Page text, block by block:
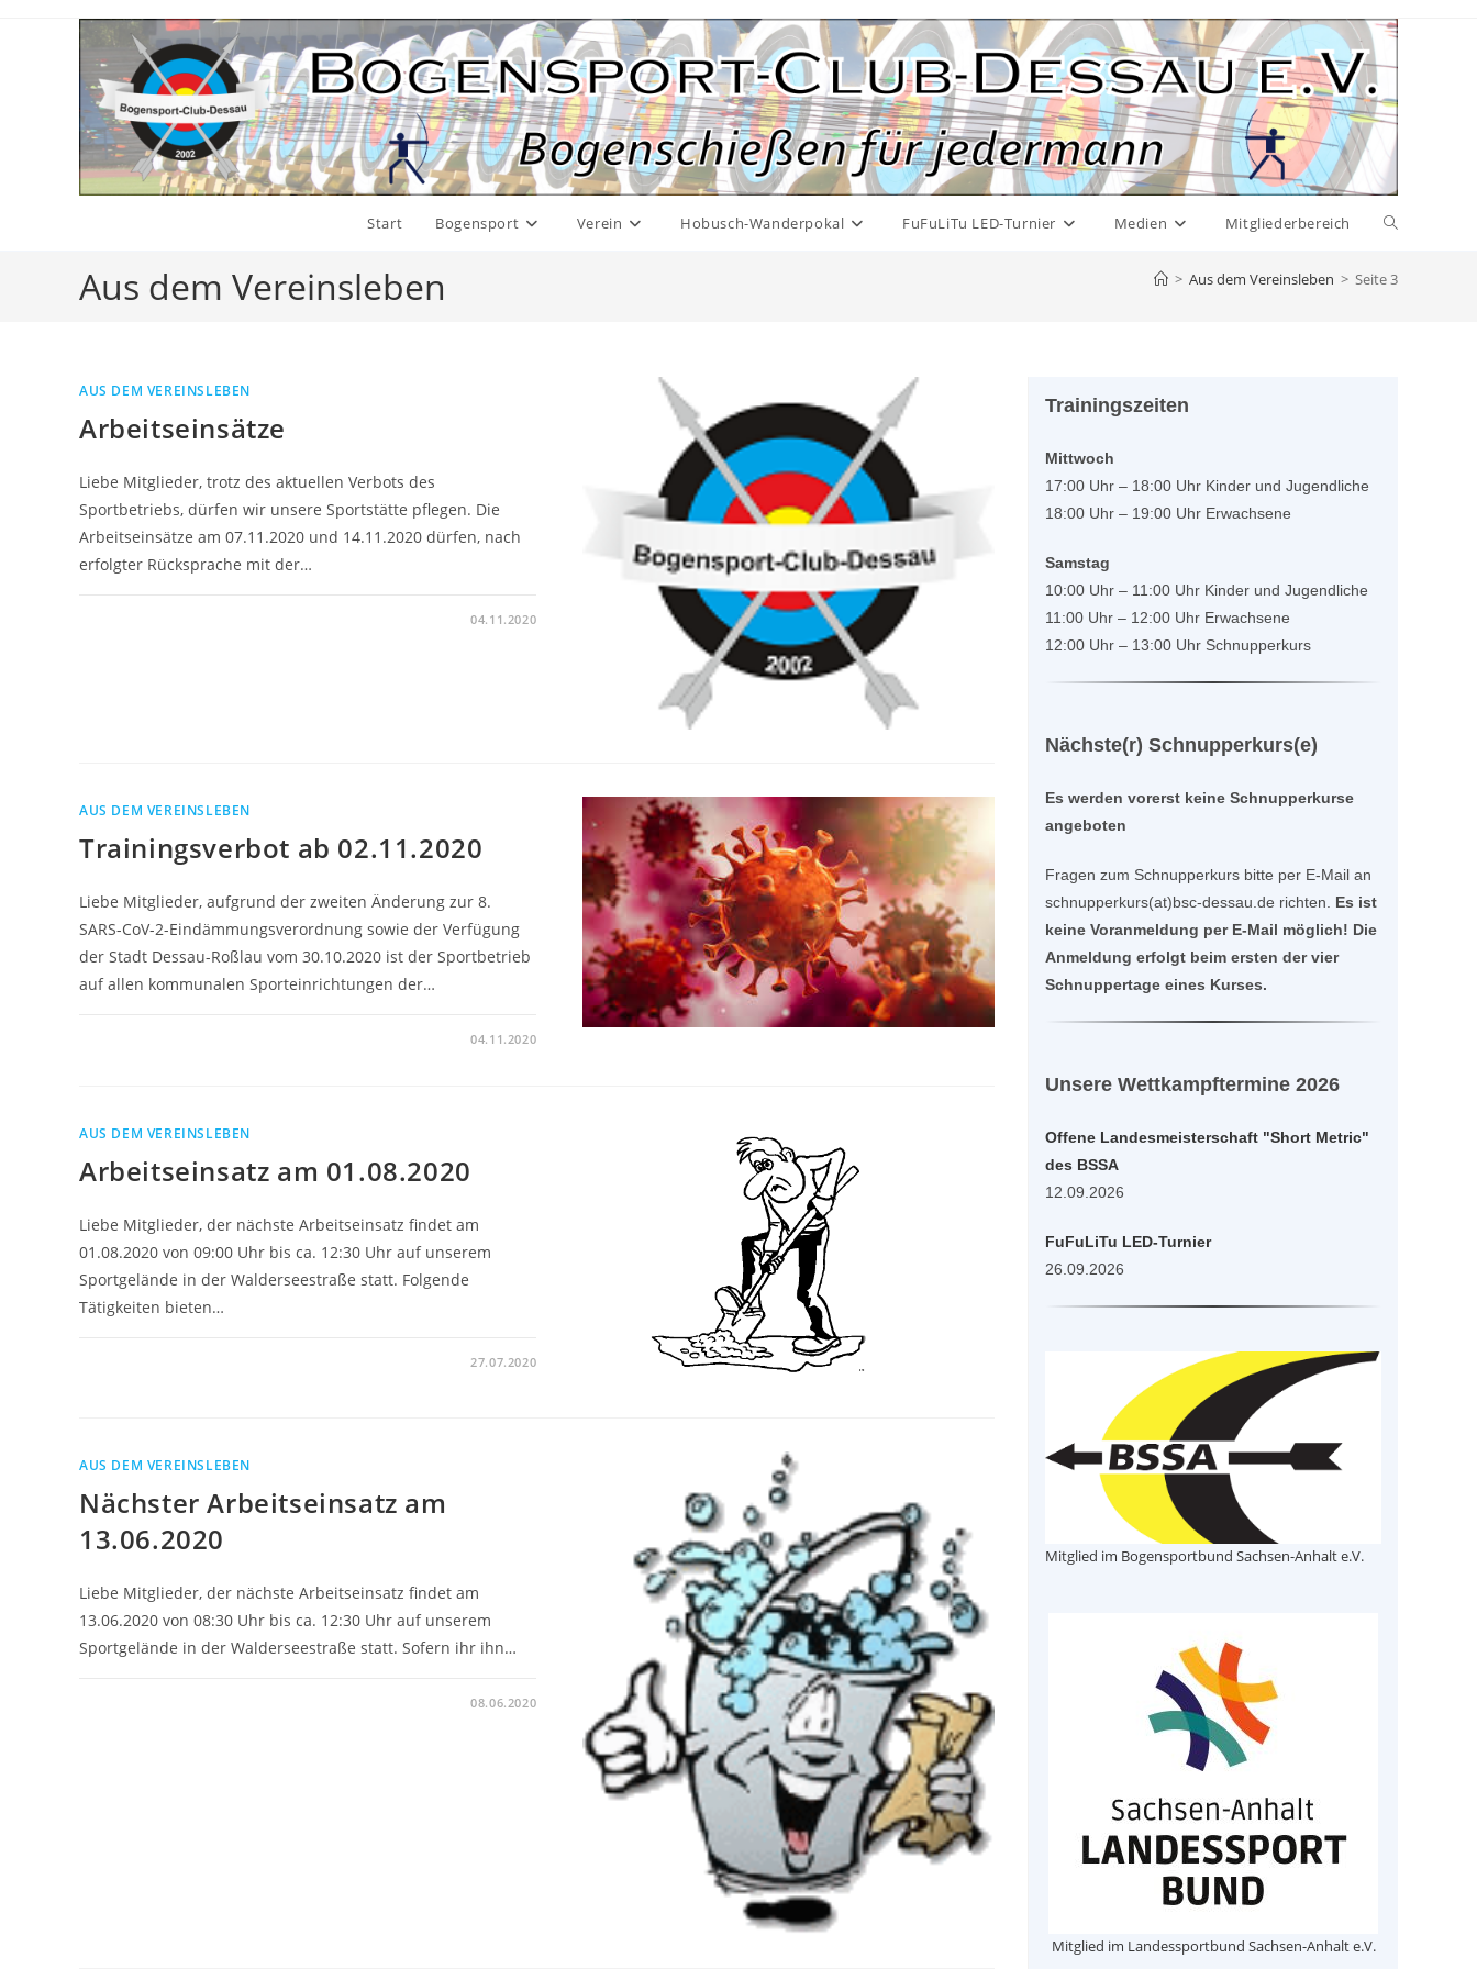
Start Bogensport Verein Hobusch-Wanderpokal FuFuLiTu LED-Turnier Medien Mitgliederbereich Website-
Suche
Aus dem Vereinsleben > Aus dem Vereinsleben > Seite 3
AUS DEM VEREINSLEBEN
Arbeitseinsätze
Liebe Mitglieder, trotz des aktuellen Verbots des
Sportbetriebs, dürfen wir unsere Sportstätte pflegen. Die
Arbeitseinsätze am 07.11.2020 und 14.11.2020 dürfen, nach
erfolgter Rücksprache mit der…
04.11.2020
AUS DEM VEREINSLEBEN
Trainingsverbot ab 02.11.2020
Liebe Mitglieder, aufgrund der zweiten Änderung zur 8.
SARS-CoV-2-Eindämmungsverordnung sowie der Verfügung
der Stadt Dessau-Roßlau vom 30.10.2020 ist der Sportbetrieb
auf allen kommunalen Sporteinrichtungen der…
04.11.2020
AUS DEM VEREINSLEBEN
Arbeitseinsatz am 01.08.2020
Liebe Mitglieder, der nächste Arbeitseinsatz findet am
01.08.2020 von 09:00 Uhr bis ca. 12:30 Uhr auf unserem
Sportgelände in der Walderseestraße statt. Folgende
Tätigkeiten bieten…
27.07.2020
AUS DEM VEREINSLEBEN
Nächster Arbeitseinsatz am
13.06.2020
Liebe Mitglieder, der nächste Arbeitseinsatz findet am
13.06.2020 von 08:30 Uhr bis ca. 12:30 Uhr auf unserem
Sportgelände in der Walderseestraße statt. Sofern ihr ihn…
08.06.2020
Trainingszeiten
Mittwoch
17:00 Uhr – 18:00 Uhr Kinder und Jugendliche
18:00 Uhr – 19:00 Uhr Erwachsene
Samstag
10:00 Uhr – 11:00 Uhr Kinder und Jugendliche
11:00 Uhr – 12:00 Uhr Erwachsene
12:00 Uhr – 13:00 Uhr Schnupperkurs
Nächste(r) Schnupperkurs(e)
Es werden vorerst keine Schnupperkurse
angeboten
Fragen zum Schnupperkurs bitte per E-Mail an
schnupperkurs(at)bsc-dessau.de richten. Es ist
keine Voranmeldung per E-Mail möglich! Die
Anmeldung erfolgt beim ersten der vier
Schnuppertage eines Kurses.
Unsere Wettkampftermine 2026
Offene Landesmeisterschaft "Short Metric"
des BSSA
12.09.2026
FuFuLiTu LED-Turnier
26.09.2026
Mitglied im Bogensportbund Sachsen-Anhalt e.V.
Mitglied im Landessportbund Sachsen-Anhalt e.V.